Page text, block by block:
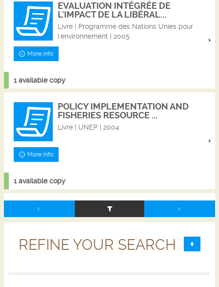
EVALUATION INTÉGRÉE DE
L'IMPACT DE LA LIBÉRAL...
Livre | Programme des Nations Unies pour
l'environnement | 2005
More info
1 available copy
POLICY IMPLEMENTATION AND
FISHERIES RESOURCE ...
Livre | UNEP | 2004
More info
1 available copy
REFINE YOUR SEARCH